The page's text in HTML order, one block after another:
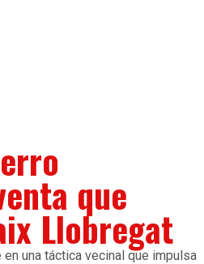
que
Llobregat
una táctica vecinal que impulsa